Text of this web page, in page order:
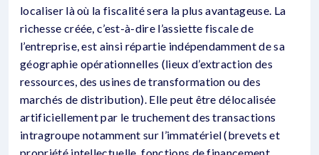
localiser là où la fiscalité sera la plus avantageuse. La
richesse créée, c’est-à-dire l’assiette fiscale de
l’entreprise, est ainsi répartie indépendamment de sa
géographie opérationnelles (lieux d’extraction des
ressources, des usines de transformation ou des
marchés de distribution). Elle peut être délocalisée
artificiellement par le truchement des transactions
intragroupe notamment sur l’immatériel (brevets et